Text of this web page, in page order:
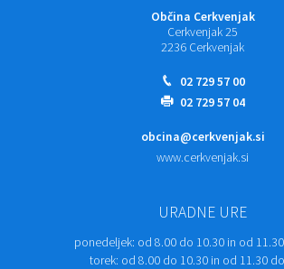
Občina Cerkvenjak
Cerkvenjak 25
2236 Cerkvenjak
02 729 57 00
02 729 57 04
obcina@cerkvenjak.si
www.cerkvenjak.si
URADNE URE
ponedeljek: od 8.00 do 10.30 in od
torek: od 8.00 do 10.30 in od 11.30